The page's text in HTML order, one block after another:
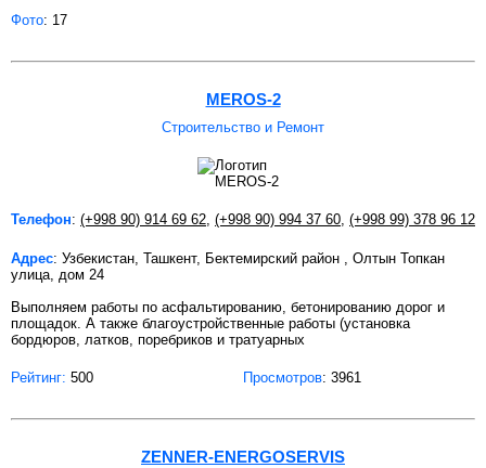
Фото: 17
MEROS-2
Строительство и Ремонт
Телефон: (+998 90) 914 69 62, (+998 90) 994 37 60, (+998 99) 378 96 12
Адрес: Узбекистан, Ташкент, Бектемирский район , Олтын Топкан
улица, дом 24
Выполняем работы по асфальтированию, бетонированию дорог и
площадок. А также благоустройственные работы (установка
бордюров, латков, поребриков и тратуарных
Рейтинг: 500 Просмотров: 3961
ZENNER-ENERGOSERVIS